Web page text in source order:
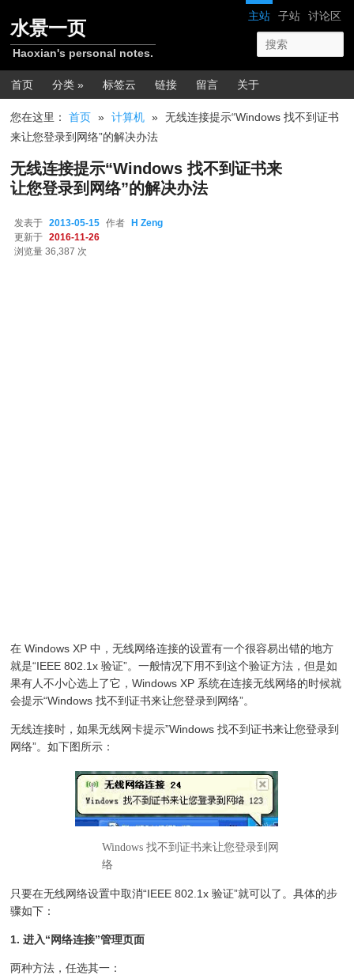
网站导航
主站 子站 讨论区
水景一页
Haoxian's personal notes.
主菜单
首页 分类 » 标签云 链接 留言 关于
您在这里：首页 » 计算机 » 无线连接提示“Windows 找不到证书
来让您登录到网络”的解决办法
无线连接提示“Windows 找不到证书来
让您登录到网络”的解决办法
发表于 2013-05-15 作者
H Zeng
更新于
2016-11-26
浏览量 36,387 次
在 Windows XP 中，无线网络连接的设置有一个很容易出错的地方
就是“IEEE 802.1x 验证”。一般情况下用不到这个验证方法，但是如
果有人不小心选上了它，Windows XP 系统在连接无线网络的时候就
会提示“Windows 找不到证书来让您登录到网络”。
无线连接时，如果无线网卡提示”Windows 找不到证书来让您登录到
网络”。如下图所示：
Windows 找不到证书来让您登录到网
络
只要在无线网络设置中取消“IEEE 802.1x 验证”就可以了。具体的步
骤如下：
1. 进入“网络连接”管理页面
两种方法，任选其一：